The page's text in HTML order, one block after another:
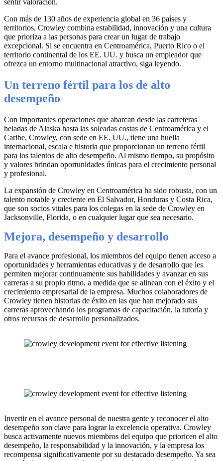
Con más de 130 años de experiencia global en 36 países y
territorios, Crowley combina estabilidad, innovación y una cultura
que prioriza a las personas para crear un lugar de trabajo
excepcional. Si se encuentra en Centroamérica, Puerto Rico o el
territorio continental de los EE. UU. y busca un empleador que
ofrezca un entorno multinacional atractivo, siga leyendo.
Un terreno fértil para los de alto
desempeño
Con importantes operaciones que abarcan desde las carreteras
heladas de Alaska hasta las soleadas costas de Centroamérica y el
Caribe, Crowley, con sede en EE. UU., tiene una huella
internacional, escala e historia que proporcionan un terreno fértil
para los talentos de alto desempeño. Al mismo tiempo, su propósito
y valores brindan oportunidades únicas para el crecimiento personal
y profesional.
La expansión de Crowley en Centroamérica ha sido robusta, con un
talento notable y creciente en El Salvador, Honduras y Costa Rica,
que son socios vitales para los colegas en la sede de Crowley en
Jacksonville, Florida, o en cualquier lugar que sea necesario.
Mejora, desempeño y desarrollo
Para el avance profesional, los miembros del equipo tienen acceso a
oportunidades y herramientas educativas y de desarrollo que les
permiten mejorar continuamente sus habilidades y avanzar en sus
carreras a su propio ritmo, a medida que se alinean con el éxito y el
crecimiento empresarial de la empresa. Muchos colaboradores de
Crowley tienen historias de éxito en las que han mejorado sus
carreras aprovechando los programas de capacitación, la tutoría y
otros recursos de desarrollo personalizados.
Invertir en el avance personal de nuestra gente y reconocer el alto
desempeño son clave para lograr la excelencia operativa. Crowley
busca activamente nuevos miembros del equipo que prioricen el alto
desempeño, la responsabilidad y la innovación, y la empresa los
recompensa significativamente por su destacado desempeño. Ya sea